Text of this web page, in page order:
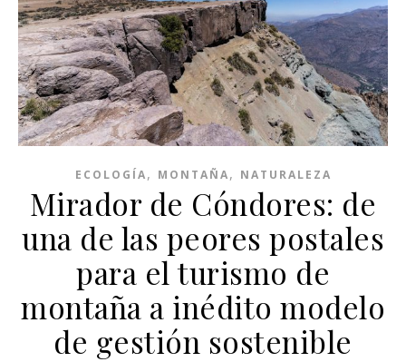
ECOLOGÍA, MONTAÑA, NATURALEZA
Mirador de Cóndores: de
una de las peores postales
para el turismo de
montaña a inédito modelo
de gestión sostenible